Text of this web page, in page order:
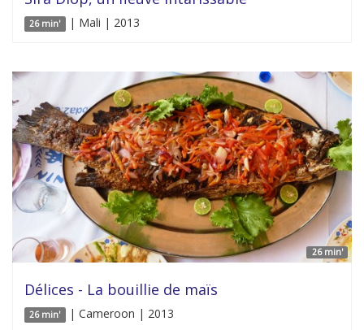
26 min' | Mali | 2013
26 min'
Délices - La bouillie de maïs
26 min' | Cameroon | 2013